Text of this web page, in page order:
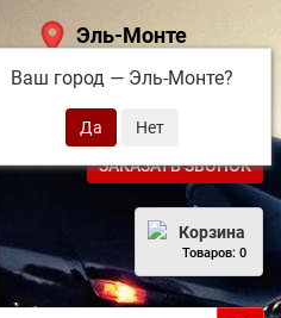
Эль-Монте
Ваш город — Эль-Монте?
+7 (495) 108-68-71
ЗАКАЗАТЬ ЗВОНОК
Корзина
Товаров: 0